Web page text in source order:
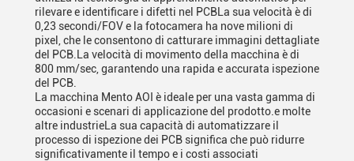
rilevare e identificare i difetti nel PCBLa sua velocità è di
0,23 secondi/FOV e la fotocamera ha nove milioni di
pixel, che le consentono di catturare immagini dettagliate
del PCB.La velocità di movimento della macchina è di
800 mm/sec, garantendo una rapida e accurata ispezione
del PCB.
La macchina Mento AOI è ideale per una vasta gamma di
occasioni e scenari di applicazione del prodotto.e molte
altre industrieLa sua capacità di automatizzare il
processo di ispezione dei PCB significa che può ridurre
significativamente il tempo e i costi associati